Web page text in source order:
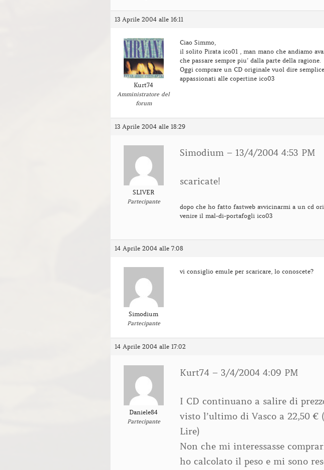
13 Aprile 2004 alle 16:11
Kurt74
Amministratore del
forum
Ciao Simmo,
il solito Pirata ico01 , man mano che andiamo
che passare sempre piu’ dalla parte della ragione.
Oggi comprare un CD originale vuol dire
appassionati alle copertine ico03
13 Aprile 2004 alle 18:29
SLIVER
Partecipante
Simodium – 13/4/2004 4:53 PM
scaricate!
dopo che ho fatto fastweb avvicinarmi a un cd
venire il mal-di-portafogli ico03
14 Aprile 2004 alle 7:08
Simodium
Partecipante
vi consiglio emule per scaricare, lo conoscete?
14 Aprile 2004 alle 17:02
Daniele84
Partecipante
Kurt74 – 3/4/2004 4:09 PM
I CD continuano a salire di
visto l’ultimo di Vasco a 22,50 €
Lire)
Non che mi interessasse
ho calcolato il peso e mi sono